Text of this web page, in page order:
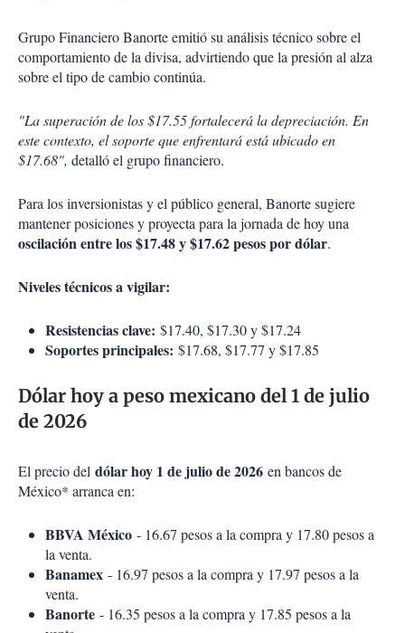
Grupo Financiero Banorte emitió su análisis técnico sobre el
comportamiento de la divisa, advirtiendo que la presión al alza
sobre el tipo de cambio continúa.
"La superación de los $17.55 fortalecerá la depreciación. En
este contexto, el soporte que enfrentará está ubicado en
$17.68", detalló el grupo financiero.
Para los inversionistas y el público general, Banorte sugiere
mantener posiciones y proyecta para la jornada de hoy una
oscilación entre los $17.48 y $17.62 pesos por dólar.
Niveles técnicos a vigilar:
Resistencias clave: $17.40, $17.30 y $17.24
Soportes principales: $17.68, $17.77 y $17.85
Dólar hoy a peso mexicano del 1 de julio
de 2026
El precio del dólar hoy 1 de julio de 2026 en bancos de
México* arranca en:
BBVA México - 16.67 pesos a la compra y 17.80 pesos a
la venta.
Banamex - 16.97 pesos a la compra y 17.97 pesos a la
venta.
Banorte - 16.35 pesos a la compra y 17.85 pesos a la